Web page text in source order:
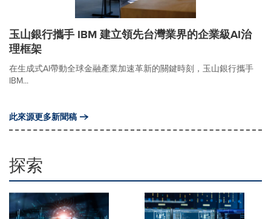
玉山銀行攜手 IBM 建立領先台灣業界的企業級AI治
理框架
在生成式AI帶動全球金融產業加速革新的關鍵時刻，玉山銀行攜手
IBM...
此來源更多新聞稿
探索